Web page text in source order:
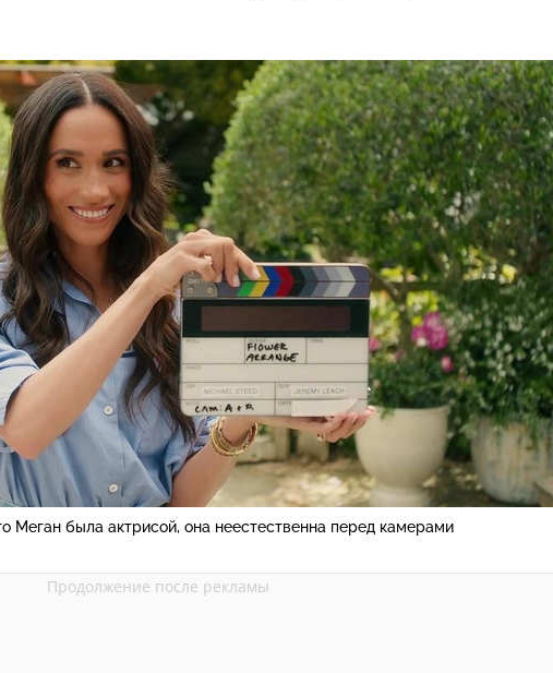
Меган была актрисой, она неестественна перед камерами